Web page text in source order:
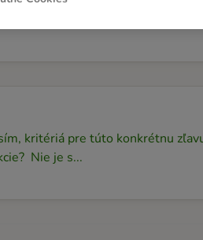
kritériá pre túto konkrétnu
Nie je s...